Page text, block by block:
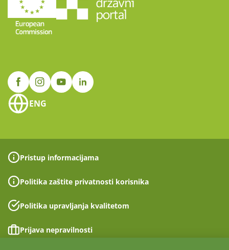
ENG
Pristup informacijama
Politika zaštite privatnosti korisnika
Politika upravljanja kvalitetom
Prijava nepravilnosti